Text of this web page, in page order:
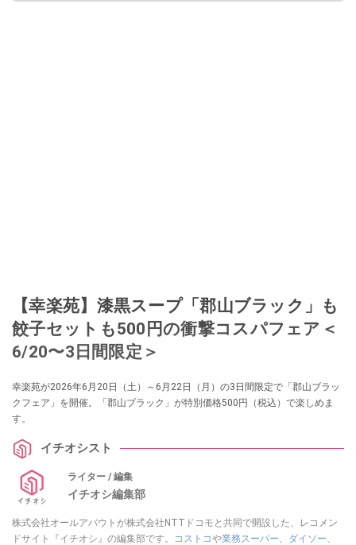
【幸楽苑】漆黒スープ「郡山ブラック」も
餃子セットも500円の衝撃コスパフェア＜
6/20〜3日間限定＞
幸楽苑が2026年6月20日（土）～6月22日（月）の3日間限定で「郡山ブラッ
クフェア」を開催。「郡山ブラック」が特別価格500円（税込）で楽しめま
す。
イチオシスト
ライター / 編集
イチオシ編集部
株式会社オールアバウトが株式会社NTTドコモと共同で開設した、レコメン
ドサイト『イチオシ』の編集部です。
コストコや業務スーパー、 ダイソー、